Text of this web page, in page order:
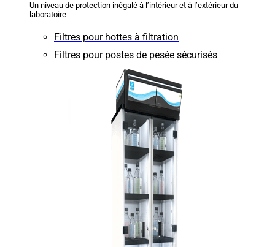
Un niveau de protection inégalé à l’intérieur et à l’extérieur du
laboratoire
Filtres pour hottes à filtration
Filtres pour postes de pesée sécurisés